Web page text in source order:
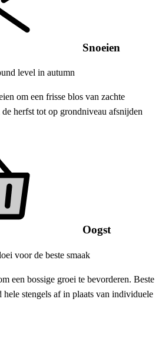
Snoeien
level in autumn
om een ​​frisse blos van zachte
herfst tot op grondniveau afsnijden
Oogst
voor de beste smaak
een ​​bossige groei te bevorderen. Beste
stengels af in plaats van individuele